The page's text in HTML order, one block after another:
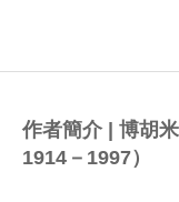
作者簡介 | 博胡
1914－1997）